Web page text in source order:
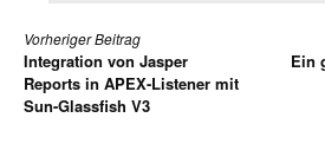
Weiterlesen
Vorheriger Beitrag
Integration von Jasper
Reports in APEX-Listener mit
Sun-Glassfish V3
Ein